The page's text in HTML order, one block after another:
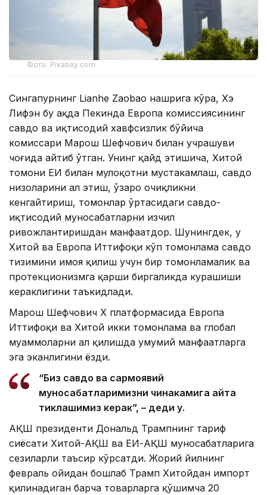
Фото: Pixabay.com
Сингапурнинг Lianhe Zaobao нашрига кўра, Хэ
Лифэн бу ҳақда Пекинда Европа комиссиясининг
савдо ва иқтисодий хавфсизлик бўйича
комиссари Марош Шефчович билан учрашуви
чоғида айтиб ўтган. Унинг қайд этишича, Хитой
томони ЕИ билан мулоқотни мустаҳкамлаш, савдо
низоларини ҳал этиш, ўзаро очиқликни
кенгайтириш, томонлар ўртасидаги савдо-
иқтисодий муносабатларни изчил
ривожлантиришдан манфаатдор. Шунингдек, у
Хитой ва Европа Иттифоқи кўп томонлама савдо
тизимини ҳимоя қилиш учун бир томонламалик ва
протекционизмга қарши биргаликда курашиши
кераклигини таъкидлади.
Марош Шефчович Х платформасида Европа
Иттифоқи ва Хитой икки томонлама ва глобал
муаммоларни ҳал қилишда умумий манфаатларга
эга эканлигини ёзди.
“Биз савдо ва сармоявий
муносабатларимизни чинакамига қайта
тиклашимиз керак”, – деди у.
АҚШ президенти Дональд Трампнинг тариф
сиёсати Хитой-АҚШ ва ЕИ-АҚШ муносабатларига
сезиларли таъсир кўрсатди. Жорий йилнинг
февраль ойидан бошлаб Трамп Хитойдан импорт
қилинадиган барча товарларга қўшимча 20